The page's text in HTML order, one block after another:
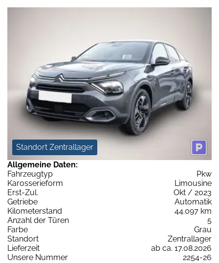
Standort Zentrallager
Allgemeine Daten:
Fahrzeugtyp
Pkw
Karosserieform
Limousine
Erst-Zul.
Okt / 2023
Getriebe
Automatik
Kilometerstand
44.097 km
Anzahl der Türen
5
Farbe
Grau
Standort
Zentrallager
Lieferzeit
ab ca. 17.08.2026
Unsere Nummer
2254-26